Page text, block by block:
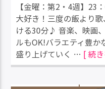
【金曜：第2・4週】23
大好き！三度の飯より
ける30分♪ 音楽、映画
ルもOK!バラエティ豊か
盛り上げていく … [ 続